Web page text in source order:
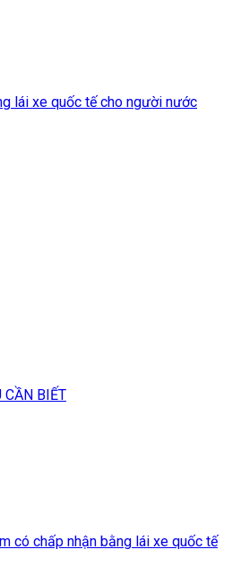
lái xe quốc tế cho người nước
CẦN BIẾT
có chấp nhận bằng lái xe quốc tế